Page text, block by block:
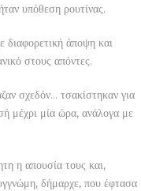
υπόθεση ρουτίνας.
διαφορετική άποψη και
στους απόντες.
σχεδόν… τσακίστηκαν για
μέχρι μία ώρα, ανάλογα με
η απουσία τους και,
δήμαρχε, που έφτασα